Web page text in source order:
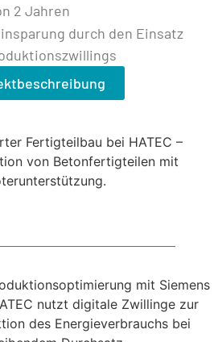
2 Jahren
durch den Einsatz